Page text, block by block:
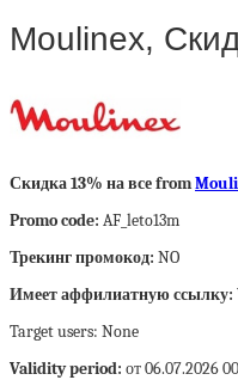
Moulinex,
Скидка 13% на все from
Promo code: AF_leto13m
Трекинг промокод: NO
Имеет аффилиатную ссылку:
Target users: None
Validity period: от 06.07.2026